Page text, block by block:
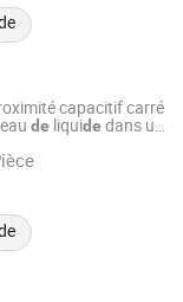
capacitif carré
de liquide dans un
Co., Ltd.